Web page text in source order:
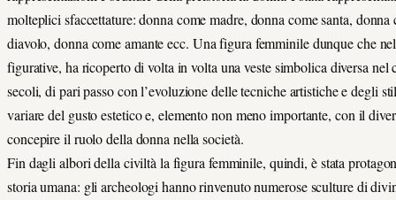
molteplici sfaccettature: donna come madre, donna come santa, donna
diavolo, donna come amante ecc. Una figura femminile dunque che
figurative, ha ricoperto di volta in volta una veste simbolica diversa nel
secoli, di pari passo con l’evoluzione delle tecniche artistiche e degli
variare del gusto estetico e, elemento non meno importante, con il
concepire il ruolo della donna nella società.
Fin dagli albori della civiltà la figura femminile, quindi, è stata
storia umana: gli archeologi hanno rinvenuto numerose sculture di